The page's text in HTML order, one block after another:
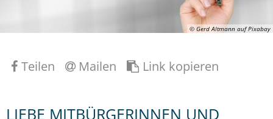
© Gerd Altmann auf Pixabay
Teilen Mailen Link kopieren
LIEBE MITBÜRGERINNEN UND